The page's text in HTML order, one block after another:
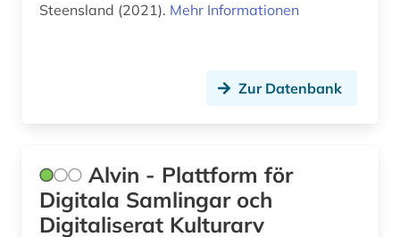
flektion (1)
flämisch (1)
flämisch / literatur (1)
fontane (1)
Steensland (2021). Mehr Informationen
Zur Datenbank
Alvin - Plattform för
Digitala Samlingar och
Digitaliserat Kulturarv